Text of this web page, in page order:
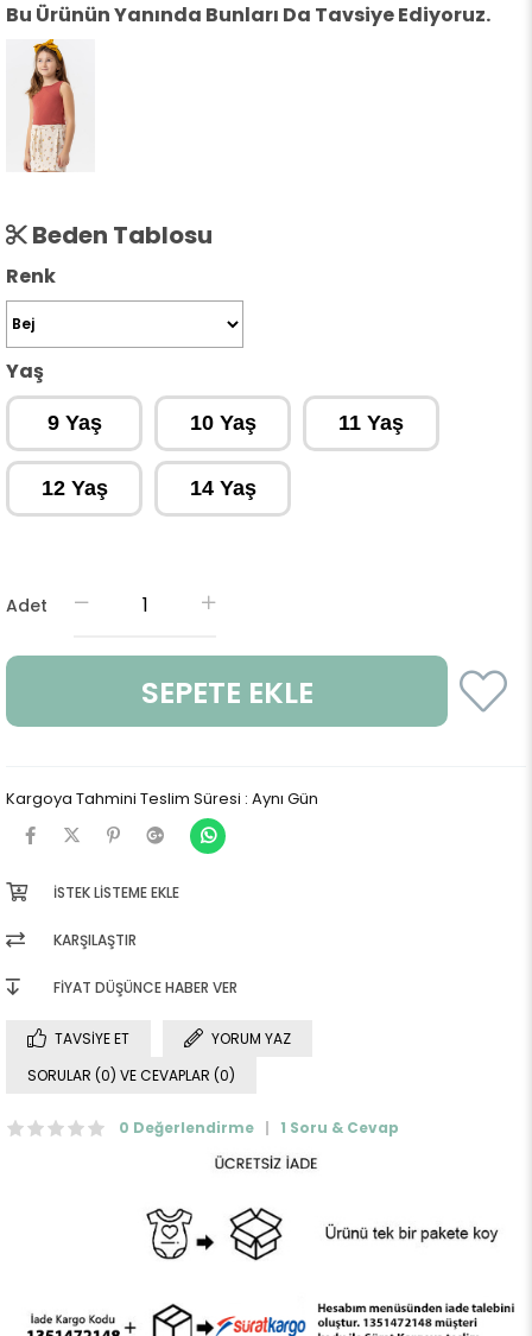
Bu Ürünün Yanında Bunları Da Tavsiye Ediyoruz.
Beden Tablosu
Renk
Yaş
9 Yaş 10 Yaş 11 Yaş
12 Yaş 14 Yaş
Adet
Kargoya Tahmini Teslim Süresi : Aynı Gün
İSTEK LISTEME EKLE
KARŞILAŞTIR
FIYAT DÜŞÜNCE HABER VER
TAVSIYE ET
YORUM YAZ
SORULAR (0) VE CEVAPLAR (0)
0 Değerlendirme 1 Soru & Cevap